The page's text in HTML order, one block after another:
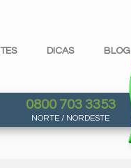
DICAS BLOG
0800 703 3353
NORTE / NORDESTE